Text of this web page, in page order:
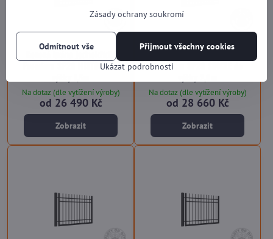
Kovová brána jednokřídlá
Premium SP20 HISTORY do
Na dotaz (dle vytížení výroby)
od 26 490 Kč
Zobrazit
Kovová brána jednokřídlá
Premium SP20 SINGLE do
Na dotaz (dle vytížení výroby)
od 28 660 Kč
Zobrazit
Zásady ochrany soukromí
Ukázat podrobnosti
Přijmout všechny cookies
Odmítnout vše